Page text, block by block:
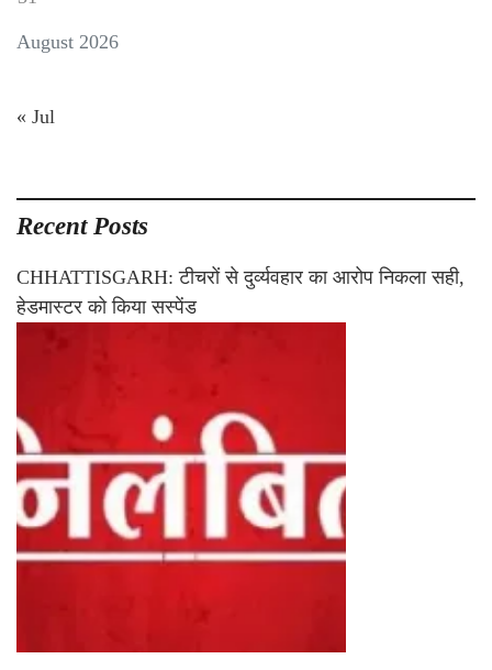
August 2026
« Jul
Recent Posts
CHHATTISGARH: टीचरों से दुर्व्यवहार का आरोप निकला सही,
हेडमास्टर को किया सस्पेंड